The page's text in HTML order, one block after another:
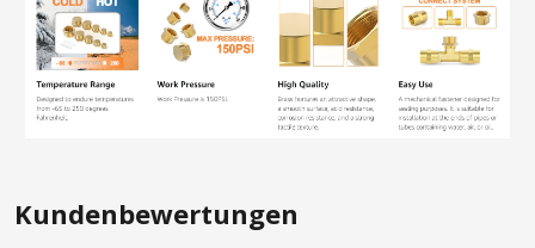
Kundenbewertungen